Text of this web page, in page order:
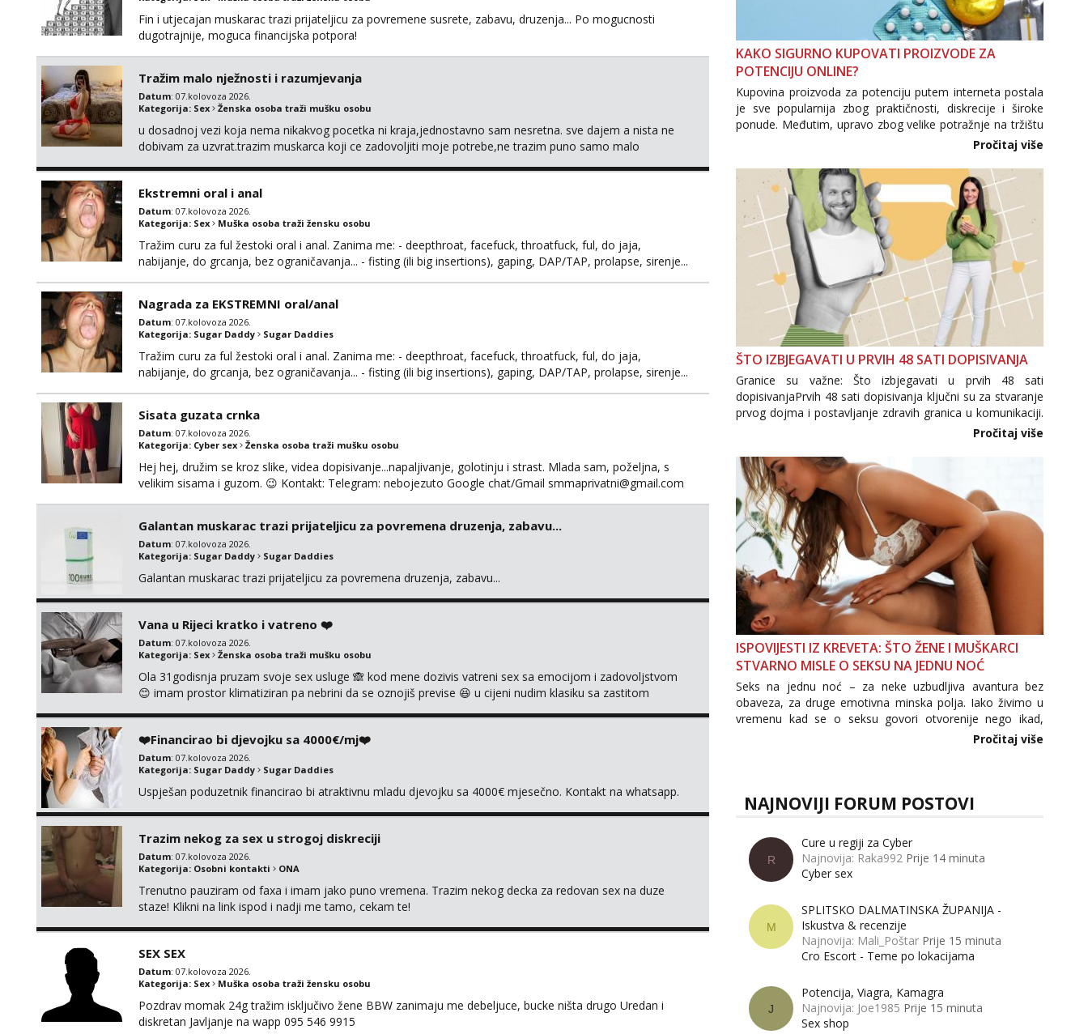
Fin i utjecajan muskarac trazi prijateljicu za povremene susrete, zabavu, druzenja... Po mogucnosti
dugotrajnije, moguca financijska potpora!
Tražim malo nježnosti i razumjevanja
Datum: 07.kolovoza 2026.
Kategorija: Sex Ženska osoba traži mušku osobu
u dosadnoj vezi koja nema nikakvog pocetka ni kraja,jednostavno sam nesretna. sve dajem a nista ne
dobivam za uzvrat.trazim muskarca koji ce zadovoljiti moje potrebe,ne trazim puno samo malo
Ekstremni oral i anal
Datum: 07.kolovoza 2026.
Kategorija: Sex Muška osoba traži žensku osobu
Tražim curu za ful žestoki oral i anal. Zanima me: - deepthroat, facefuck, throatfuck, ful, do jaja,
nabijanje, do grcanja, bez ograničavanja... - fisting (ili big insertions), gaping, DAP/TAP, prolapse, sirenje...
Nagrada za EKSTREMNI oral/anal
Datum: 07.kolovoza 2026.
Kategorija: Sugar Daddy Sugar Daddies
Tražim curu za ful žestoki oral i anal. Zanima me: - deepthroat, facefuck, throatfuck, ful, do jaja,
nabijanje, do grcanja, bez ograničavanja... - fisting (ili big insertions), gaping, DAP/TAP, prolapse, sirenje...
Sisata guzata crnka
Datum: 07.kolovoza 2026.
Kategorija: Cyber sex Ženska osoba traži mušku osobu
Hej hej, družim se kroz slike, videa dopisivanje...napaljivanje, golotinju i strast. Mlada sam, poželjna, s
velikim sisama i guzom. 😉 Kontakt: Telegram: nebojezuto Google chat/Gmail smmaprivatni@gmail.com
Galantan muskarac trazi prijateljicu za povremena druzenja, zabavu...
Datum: 07.kolovoza 2026.
Kategorija: Sugar Daddy Sugar Daddies
Galantan muskarac trazi prijateljicu za povremena druzenja, zabavu...
Vana u Rijeci kratko i vatreno ❤️
Datum: 07.kolovoza 2026.
Kategorija: Sex Ženska osoba traži mušku osobu
Ola 31godisnja pruzam svoje sex usluge 🙈 kod mene dozivis vatreni sex sa emocijom i zadovoljstvom
😊 imam prostor klimatiziran pa nebrini da se oznojiš previse 😆 u cijeni nudim klasiku sa zastitom
❤️Financirao bi djevojku sa 4000€/mj❤️
Datum: 07.kolovoza 2026.
Kategorija: Sugar Daddy Sugar Daddies
Uspješan poduzetnik financirao bi atraktivnu mladu djevojku sa 4000€ mjesečno. Kontakt na whatsapp.
Trazim nekog za sex u strogoj diskreciji
Datum: 07.kolovoza 2026.
Kategorija: Osobni kontakti ONA
Trenutno pauziram od faxa i imam jako puno vremena. Trazim nekog decka za redovan sex na duze
staze! Klikni na link ispod i nadji me tamo, cekam te!
SEX SEX
Datum: 07.kolovoza 2026.
Kategorija: Sex Muška osoba traži žensku osobu
Pozdrav momak 24g tražim isključivo žene BBW zanimaju me debeljuce, bucke ništa drugo Uredan i
diskretan Javljanje na wapp 095 546 9915
KAKO SIGURNO KUPOVATI PROIZVODE ZA
POTENCIJU ONLINE?
Kupovina proizvoda za potenciju putem interneta postala
je sve popularnija zbog praktičnosti, diskrecije i široke
ponude. Međutim, upravo zbog velike potražnje na tržištu
se pojavljuju i brojni krivotvoreni proizvodi, nepouzdane
internetske trgovine te proizvodi nepoznatog podrijetla. ...
Pročitaj više
ŠTO IZBJEGAVATI U PRVIH 48 SATI DOPISIVANJA
Granice su važne: Što izbjegavati u prvih 48 sati
dopisivanjaPrvih 48 sati dopisivanja ključni su za stvaranje
prvog dojma i postavljanje zdravih granica u komunikaciji.
Važno je izbjeći prebrzo otkrivanje osobnih ili intimnih
informacija, jer nepoznata osoba još nije zaslužila to
povjerenje. Takođe...
Pročitaj više
ISPOVIJESTI IZ KREVETA: ŠTO ŽENE I MUŠKARCI
STVARNO MISLE O SEKSU NA JEDNU NOĆ
Seks na jednu noć – za neke uzbudljiva avantura bez
obaveza, za druge emotivna minska polja. Iako živimo u
vremenu kad se o seksu govori otvorenije nego ikad,
tema „jedne noći strasti“ i dalje izaziva burne rasprave. Što
Pročitaj više
NAJNOVIJI FORUM POSTOVI
R
Cure u regiji za Cyber
Najnovija: Raka992 Prije 14 minuta
Cyber sex
M
SPLITSKO DALMATINSKA ŽUPANIJA -
Iskustva & recenzije
Najnovija: Mali_Poštar Prije 15 minuta
Cro Escort - Teme po lokacijama
J
Potencija, Viagra, Kamagra
Najnovija: Joe1985 Prije 15 minuta
Sex shop